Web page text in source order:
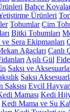
Bahçe
Ürünleri
Tohumlar Çim
Bitki Tohumları
ve Sera Ekipmanları
Ağaçları Canlı
Aşılı Gül Fide
Saksı ve
Saksı
Evcil
Maması Kedi
Kedi Mama ve Su